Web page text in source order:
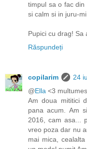
timpul sa o fac din
si calm si in juru-
Pupici cu drag! Sa
Răspundeți
copilarim
24
@Ella <3
Am doua mititici
pana acum. Am
2016, cam asa...
vreo poza dar nu
mai mica,